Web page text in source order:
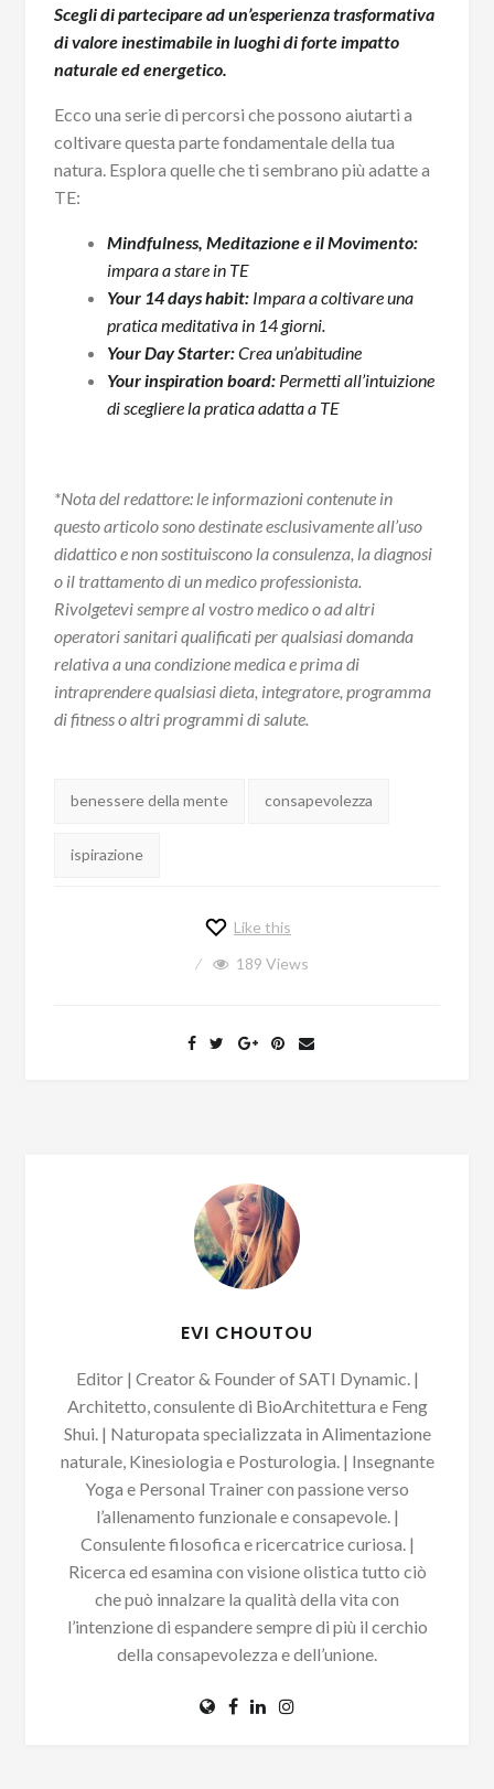
Scegli di partecipare ad un’esperienza trasformativa
di valore inestimabile in luoghi di forte impatto
naturale ed energetico.
Ecco una serie di percorsi che possono aiutarti a
coltivare questa parte fondamentale della tua
natura. Esplora quelle che ti sembrano più adatte a
TE:
Mindfulness, Meditazione e il Movimento:
impara a stare in TE
Your 14 days habit: Impara a coltivare una
pratica meditativa in 14 giorni.
Your Day Starter:Crea un’abitudine
Your inspiration board:Permetti all’intuizione
di scegliere la pratica adatta a TE
*Nota del redattore: le informazioni contenute in
questo articolo sono destinate esclusivamente all’uso
didattico e non sostituiscono la consulenza, la diagnosi
o il trattamento di un medico professionista.
Rivolgetevi sempre al vostro medico o ad altri
operatori sanitari qualificati per qualsiasi domanda
relativa a una condizione medica e prima di
intraprendere qualsiasi dieta, integratore, programma
di fitness o altri programmi di salute.
Tags:
benessere della mente consapevolezza
ispirazione
Like this
189Views
EVI CHOUTOU
Editor | Creator & Founder of SATI Dynamic. |
Architetto, consulente di BioArchitettura e Feng
Shui. | Naturopata specializzata in Alimentazione
naturale, Kinesiologia e Posturologia. | Insegnante
Yoga e Personal Trainer con passione verso
l’allenamento funzionale e consapevole. |
Consulente filosofica e ricercatrice curiosa. |
Ricerca ed esamina con visione olistica tutto ciò
che può innalzare la qualità della vita con
l’intenzione di espandere sempre di più il cerchio
della consapevolezza e dell’unione.